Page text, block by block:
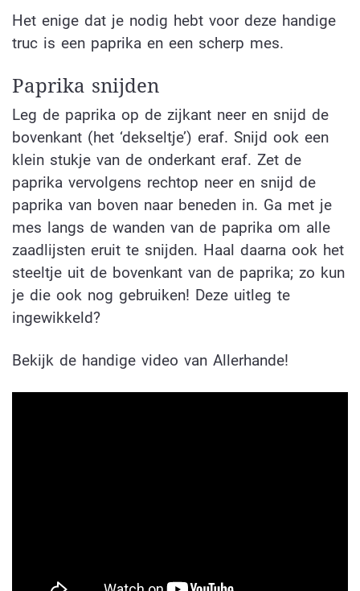
Het enige dat je nodig hebt voor deze handige
truc is een paprika en een scherp mes.
Paprika snijden
Leg de paprika op de zijkant neer en snijd de
bovenkant (het ‘dekseltje’) eraf. Snijd ook een
klein stukje van de onderkant eraf. Zet de
paprika vervolgens rechtop neer en snijd de
paprika van boven naar beneden in. Ga met je
mes langs de wanden van de paprika om alle
zaadlijsten eruit te snijden. Haal daarna ook het
steeltje uit de bovenkant van de paprika; zo kun
je die ook nog gebruiken! Deze uitleg te
ingewikkeld?
Bekijk de handige video van Allerhande!